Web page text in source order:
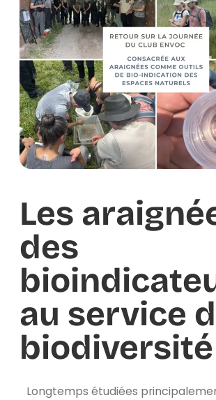
Les
des
au service
biodiversité
Longtemps étudiées